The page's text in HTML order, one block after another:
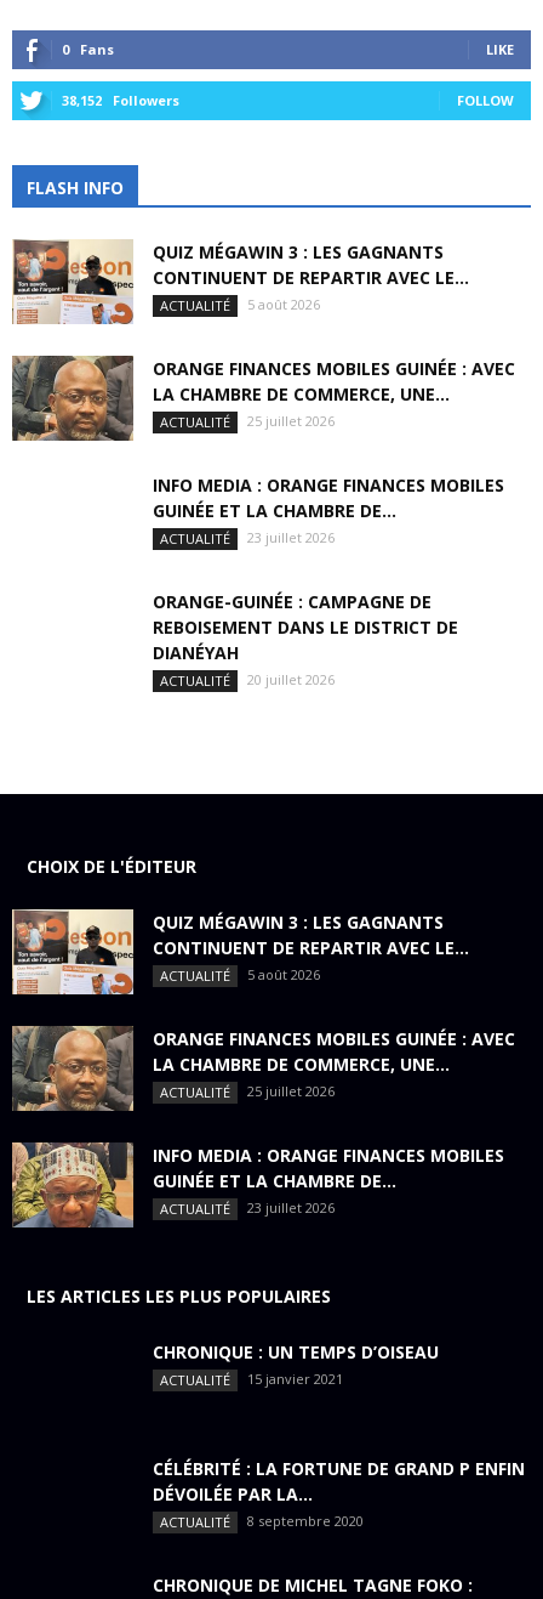
0 Fans LIKE
38,152 Followers FOLLOW
FLASH INFO
QUIZ MÉGAWIN 3 : LES GAGNANTS
CONTINUENT DE REPARTIR AVEC LE...
ACTUALITÉ 5 août 2026
ORANGE FINANCES MOBILES GUINÉE : AVEC
LA CHAMBRE DE COMMERCE, UNE...
ACTUALITÉ 25 juillet 2026
INFO MEDIA : ORANGE FINANCES MOBILES
GUINÉE ET LA CHAMBRE DE...
ACTUALITÉ 23 juillet 2026
ORANGE-GUINÉE : CAMPAGNE DE
REBOISEMENT DANS LE DISTRICT DE
DIANÉYAH
ACTUALITÉ 20 juillet 2026
CHOIX DE L'ÉDITEUR
QUIZ MÉGAWIN 3 : LES GAGNANTS
CONTINUENT DE REPARTIR AVEC LE...
ACTUALITÉ 5 août 2026
ORANGE FINANCES MOBILES GUINÉE : AVEC
LA CHAMBRE DE COMMERCE, UNE...
ACTUALITÉ 25 juillet 2026
INFO MEDIA : ORANGE FINANCES MOBILES
GUINÉE ET LA CHAMBRE DE...
ACTUALITÉ 23 juillet 2026
LES ARTICLES LES PLUS POPULAIRES
CHRONIQUE : UN TEMPS D’OISEAU
ACTUALITÉ 15 janvier 2021
CÉLÉBRITÉ : LA FORTUNE DE GRAND P ENFIN
DÉVOILÉE PAR LA...
ACTUALITÉ 8 septembre 2020
CHRONIQUE DE MICHEL TAGNE FOKO :